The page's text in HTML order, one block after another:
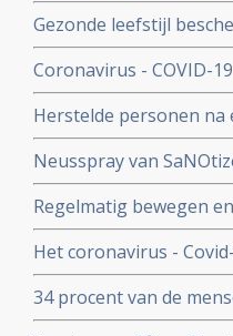
Gezonde leefstijl
- Covid-19. Blijkt uit
Coronavirus - COVID-
volwassenen van
Herstelde personen na
waren niet
professionele
Neusspray van
met het coronavirus -
Regelmatig bewegen
en leidt tot minder
Het coronavirus -
uitzaaiingen dan
uitgesteld en
34 procent van de
problemen en werd